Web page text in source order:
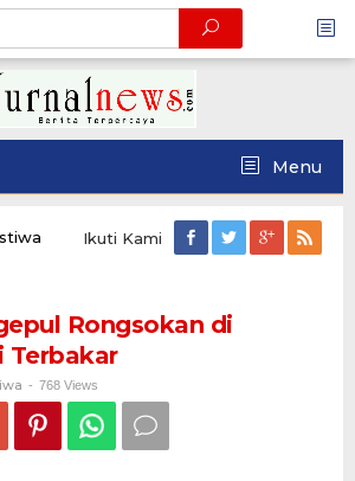
Menu
Rumah
Banyuwangi
Terbakar
Ikuti Kami
Rongsokan di
Terbakar
- 768 Views